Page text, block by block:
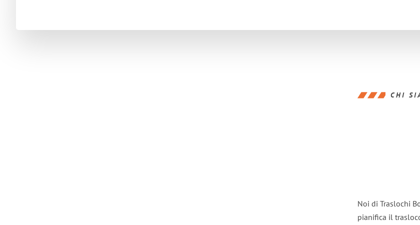
CHI
Noi di Traslochi
pianifica il